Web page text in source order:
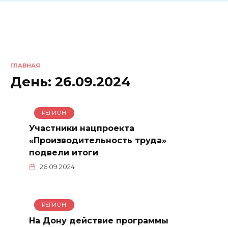
ГЛАВНАЯ
День: 26.09.2024
РЕГИОН
Участники нацпроекта
«Производительность труда»
подвели итоги
26.09.2024
РЕГИОН
На Дону действие программы